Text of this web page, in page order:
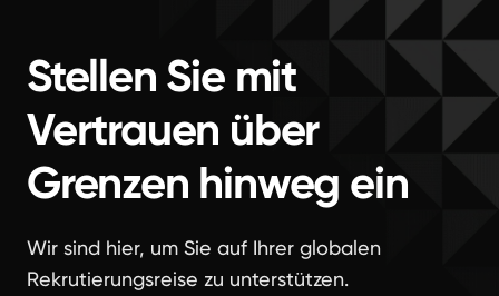
Stellen Sie mit
Vertrauen über
Grenzen hinweg ein
Wir sind hier, um Sie auf Ihrer globalen
Rekrutierungsreise zu unterstützen.